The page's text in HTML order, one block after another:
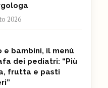
2026
e bambini, il menù
dei pediatri: “Più
frutta e pasti